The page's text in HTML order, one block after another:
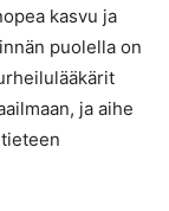
kasvu ja
puolella on
ja aihe